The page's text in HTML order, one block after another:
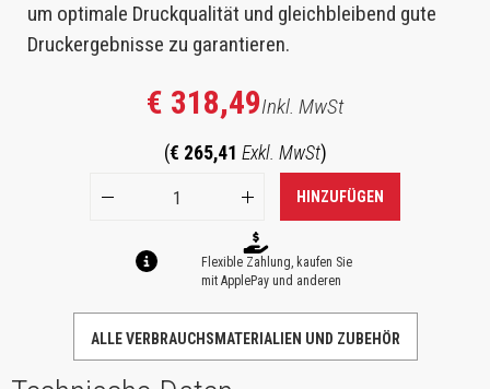
um optimale Druckqualität und gleichbleibend gute
Druckergebnisse zu garantieren.
€ 318,49Inkl. MwSt
(€ 265,41 Exkl. MwSt)
HINZUFÜGEN
Flexible Zahlung, kaufen Sie
mit ApplePay und anderen
ALLE VERBRAUCHSMATERIALIEN UND ZUBEHÖR